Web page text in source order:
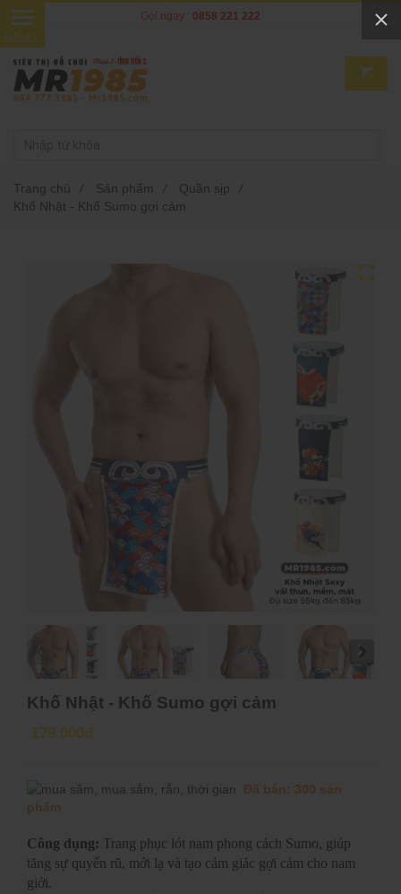
Khố Nhật - Khố Sumo gợi cảm
179.000đ
Đã bán: 300 sản
phẩm
Công dụng: Trang phục lót nam phong cách Sumo, giúp
tăng sự quyến rũ, mới lạ và tạo cảm giác gợi cảm cho nam
giới.
Trang chủ / Sản phẩm / Quần sịp
/
Khố Nhật - Khố Sumo gợi cảm
Gọi ngay : 0858 221 222
0